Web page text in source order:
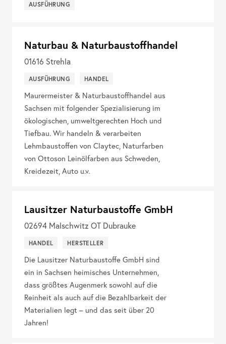
AUSFÜHRUNG
Naturbau & Naturbaustoffhandel
01616 Strehla
AUSFÜHRUNG HANDEL
Maurermeister & Naturbaustoffhandel aus
Sachsen mit folgender Spezialisierung im
ökologischen, umweltgerechten Hoch und
Tiefbau. Wir handeln & verarbeiten
Lehmbaustoffen von Claytec, Naturfarben
von Ottoson Leinölfarben aus Schweden,
Kreidezeit, Auto u.v.
Lausitzer Naturbaustoffe GmbH
02694 Malschwitz OT Dubrauke
HANDEL HERSTELLER
Die Lausitzer Naturbaustoffe GmbH sind
ein in Sachsen heimisches Unternehmen,
dass größtes Augenmerk sowohl auf die
Reinheit als auch auf die Bezahlbarkeit der
Materialien legt – und das seit über 20
Jahren!